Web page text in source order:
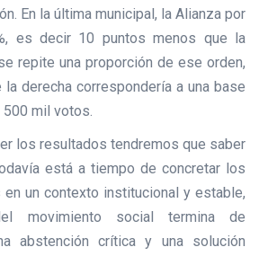
En la última municipal, la Alianza por
es decir 10 puntos menos que la
repite una proporción de ese orden,
derecha correspondería a una base
mil votos.
los resultados tendremos que saber
está a tiempo de concretar los
un contexto institucional y estable,
movimiento social termina de
abstención crítica y una solución